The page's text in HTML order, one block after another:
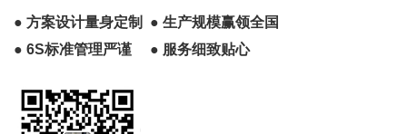
● 方案设计量身定制 ● 生产规模赢领全国
● 6S标准管理严谨 ● 服务细致贴心